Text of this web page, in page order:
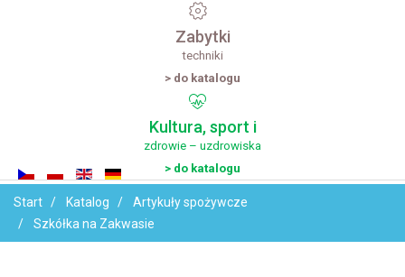
Zabytki
techniki
> do katalogu
Kultura, sport i
zdrowie – uzdrowiska
> do katalogu
Start Katalog
Artykuły spożywcze
Szkółka na Zakwasie